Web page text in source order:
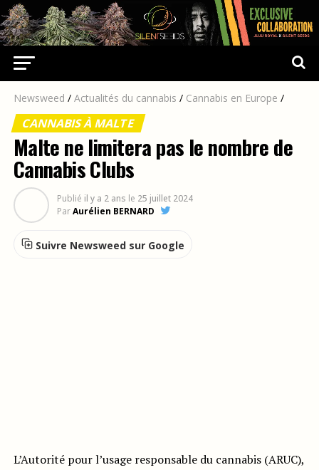
Newsweed / Actualités du cannabis / Cannabis en Europe /
CANNABIS À MALTE
Malte ne limitera pas le nombre de
Cannabis Clubs
Publié il y a 2 ans le 25 juillet 2024
ParAurélien BERNARD
Suivre Newsweed sur Google
L’Autorité pour l’usage responsable du cannabis (ARUC),